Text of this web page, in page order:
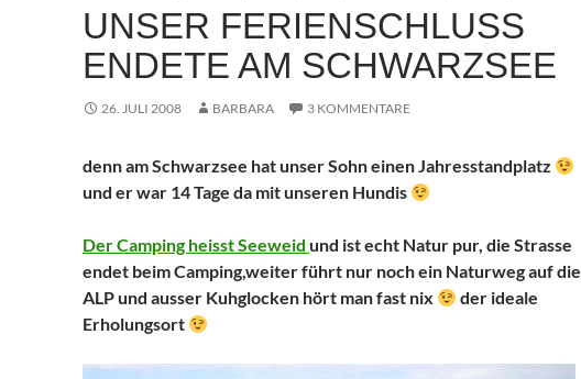
UNSER FERIENSCHLUSS
ENDETE AM SCHWARZSEE
26. JULI 2008 BARBARA 3 KOMMENTARE
denn am Schwarzsee hat unser Sohn einen Jahresstandplatz
und er war 14 Tage da mit unseren Hundis
Der Camping heisst Seeweid und ist echt Natur pur, die Strasse
endet beim Camping,weiter führt nur noch ein Naturweg auf die
ALP und ausser Kuhglocken hört man fast nix
der ideale
Erholungsort